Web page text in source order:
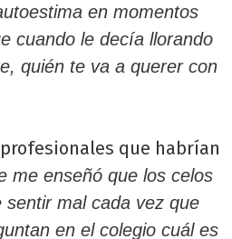
en momentos
cuando le decía llorando
quién te va a querer con
que habrían
me enseñó que los celos
mal cada vez que
en el colegio cuál es